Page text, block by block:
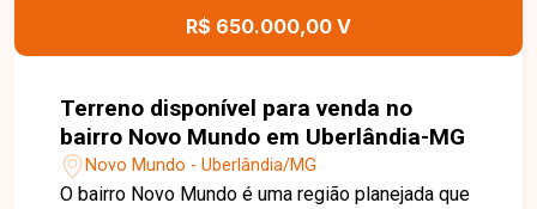
R$ 650.000,00 V
Terreno disponível para venda no
bairro Novo Mundo em Uberlândia-MG
Novo Mundo - Uberlândia/MG
O bairro Novo Mundo é uma região planejada que